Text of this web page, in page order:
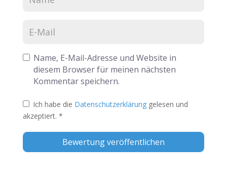
Name, E-Mail-Adresse und Website in
diesem Browser für meinen nächsten
Kommentar speichern.
Ich habe die Datenschutzerklärung gelesen und
akzeptiert. *